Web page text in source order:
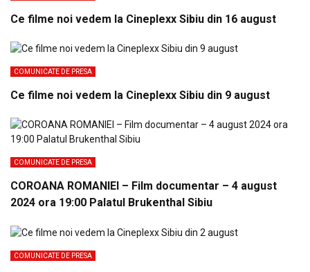
Ce filme noi vedem la Cineplexx Sibiu din 16 august
COMUNICATE DE PRESA
Ce filme noi vedem la Cineplexx Sibiu din 9 august
COMUNICATE DE PRESA
COROANA ROMANIEI – Film documentar – 4 august
2024 ora 19:00 Palatul Brukenthal Sibiu
COMUNICATE DE PRESA